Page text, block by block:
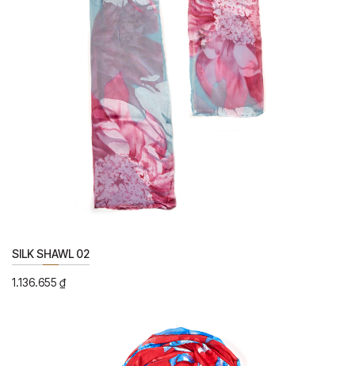
SILK SHAWL 02
1.136.655 ₫